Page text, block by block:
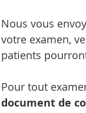
Nous vous
votre examen,
patients
Pour tout
document de